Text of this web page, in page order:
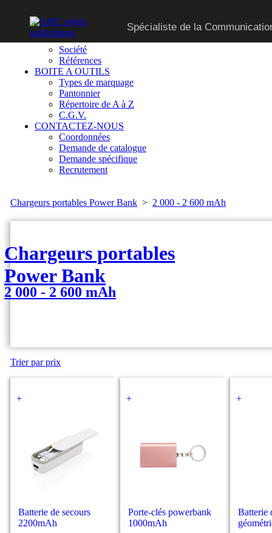
Spécialiste de la
CATALOGUE
SUR MESURE
QUI SOMMES-NOUS
Société
Références
BOITE A OUTILS
Types de marquage
Pantonnier
Répertoire de A à Z
C.G.V.
CONTACTEZ-NOUS
Coordonnées
Demande de catalogue
Demande spécifique
Recrutement
Chargeurs portables Power Bank > 2 000 - 2 600 mAh
Chargeurs portables
Power Bank
2 000 - 2 600 mAh
Trier par prix
+
Batterie de secours
2200mAh
+
Porte-clés powerbank
1000mAh
+
Batterie